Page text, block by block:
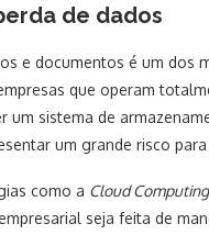
de dados
e documentos é um dos
que operam
um sistema de
um grande risco
como a Cloud Computing
seja feita de